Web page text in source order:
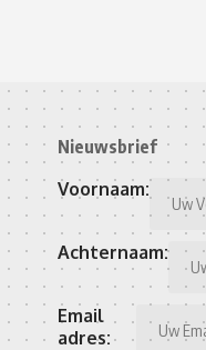
Nieuwsbrief
Voornaam:
Achternaam:
Email
adres: